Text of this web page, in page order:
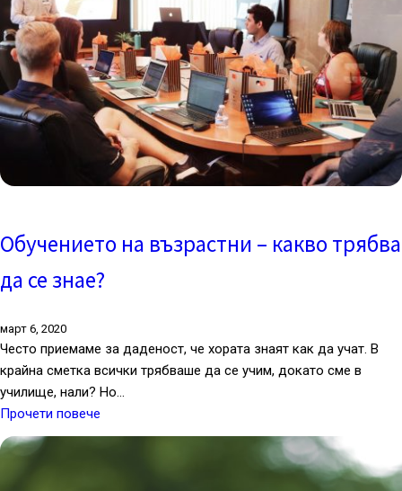
Обучението на възрастни – какво трябва
да се знае?
март 6, 2020
Често приемаме за даденост, че хората знаят как да учат. В
крайна сметка всички трябваше да се учим, докато сме в
училище, нали? Но…
Прочети повече